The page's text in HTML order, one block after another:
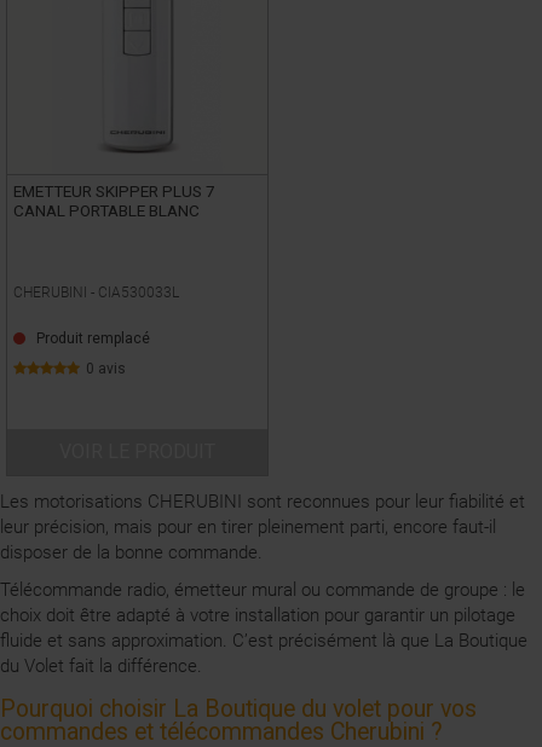
Les motorisations CHERUBINI sont reconnues pour leur fiabilité et
leur précision, mais pour en tirer pleinement parti, encore faut-il
disposer de la bonne commande.
Télécommande radio, émetteur mural ou commande de groupe : le
choix doit être adapté à votre installation pour garantir un pilotage
fluide et sans approximation. C’est précisément là que La Boutique
du Volet fait la différence.
Pourquoi choisir La Boutique du volet pour vos
commandes et télécommandes Cherubini ?
EMETTEUR SKIPPER PLUS 7
CANAL PORTABLE BLANC
CHERUBINI - CIA530033L
Produit remplacé
0 avis